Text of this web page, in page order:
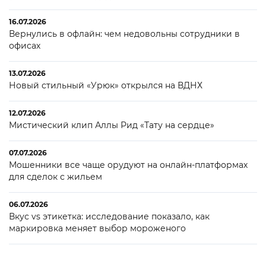
16.07.2026
Вернулись в офлайн: чем недовольны сотрудники в
офисах
13.07.2026
Новый стильный «Урюк» открылся на ВДНХ
12.07.2026
Мистический клип Аллы Рид «Тату на сердце»
07.07.2026
Мошенники все чаще орудуют на онлайн-платформах
для сделок с жильем
06.07.2026
Вкус vs этикетка: исследование показало, как
маркировка меняет выбор мороженого